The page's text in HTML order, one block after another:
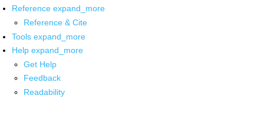
Reference expand_more
Reference & Cite
Tools expand_more
Help expand_more
Get Help
Feedback
Readability